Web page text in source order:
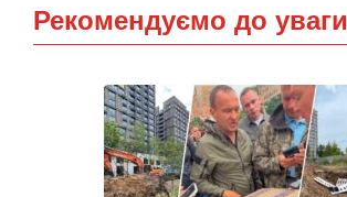
Рекомендуємо до уваги